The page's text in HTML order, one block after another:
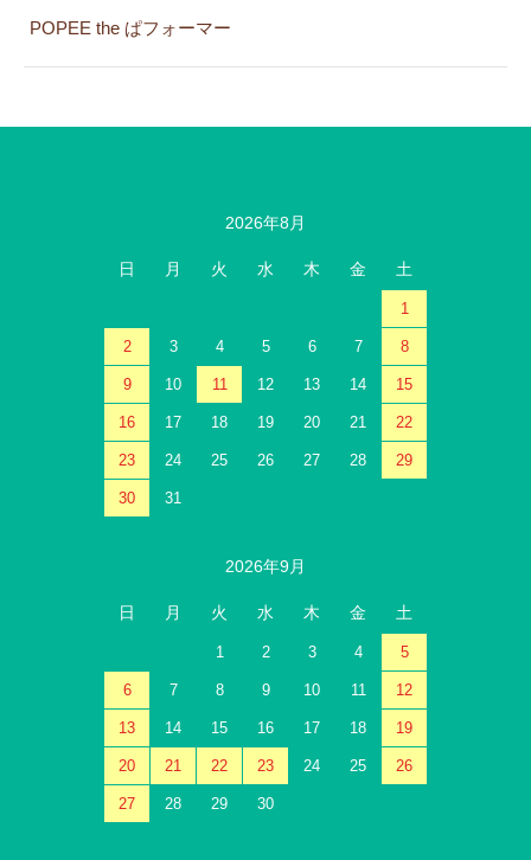
POPEE the ぱフォーマー
2026年8月
日 月 火 水 木 金 土
1
2 3 4 5 6 7 8
9 10 11 12 13 14 15
16 17 18 19 20 21 22
23 24 25 26 27 28 29
30 31
2026年9月
日 月 火 水 木 金 土
1 2 3 4 5
6 7 8 9 10 11 12
13 14 15 16 17 18 19
20 21 22 23 24 25 26
27 28 29 30